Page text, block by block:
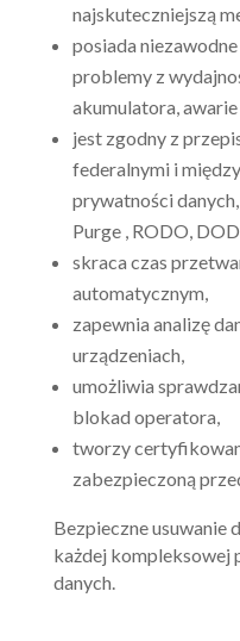
najskuteczniejszą
posiada
problemy z
akumulatora, awarie
jest zgodny z
federalnymi i
prywatności
Purge , RODO,
skraca czas
automatycznym,
zapewnia analizę
urządzeniach,
umożliwia
blokad operatora,
tworzy
zabezpieczoną
Bezpieczne usuwanie
każdej kompleksowej
danych.